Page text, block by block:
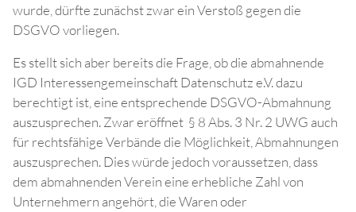
wurde, dürfte zunächst zwar ein Verstoß gegen die
DSGVO vorliegen.
Es stellt sich aber bereits die Frage, ob die abmahnende
IGD Interessengemeinschaft Datenschutz e.V. dazu
berechtigt ist, eine entsprechende DSGVO-Abmahnung
auszusprechen. Zwar eröffnet § 8 Abs. 3 Nr. 2 UWG auch
für rechtsfähige Verbände die Möglichkeit, Abmahnungen
auszusprechen. Dies würde jedoch voraussetzen, dass
dem abmahnenden Verein eine erhebliche Zahl von
Unternehmern angehört, die Waren oder